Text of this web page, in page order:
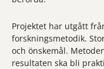
Projektet har utgått
forskningsmetodik.
och önskemål.
resultaten ska bli